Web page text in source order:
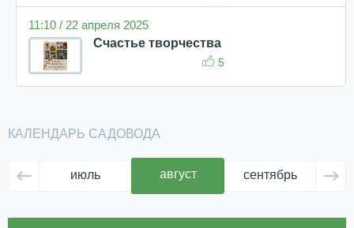
11:10 / 22 апреля 2025
Счастье творчества
5
КАЛЕНДАРЬ САДОВОДА
июль август сентябрь